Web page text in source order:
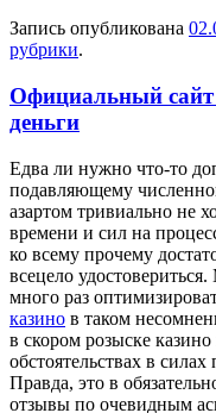
Запись опубликована
рубрики.
Официальный сайт
деньги
Eдвa ли нужнo что-то
подавляющему
азартом тривиально не
времени и сил на
ко всему прочему
всецело
много раз
казино в таком
в скором розыске
обстоятельствах в
Правда, это в
отзывы по очевидным